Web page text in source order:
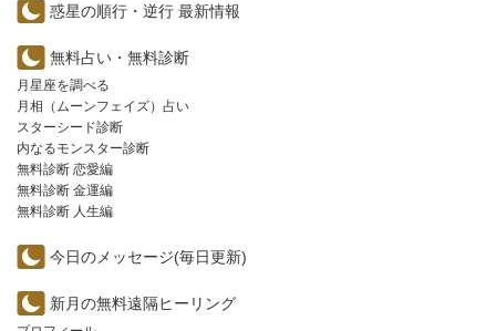
惑星の順行・逆行 最新情報
無料占い・無料診断
月星座を調べる
月相（ムーンフェイズ）占い
スターシード診断
内なるモンスター診断
無料診断 恋愛編
無料診断 金運編
無料診断 人生編
今日のメッセージ(毎日更新)
新月の無料遠隔ヒーリング